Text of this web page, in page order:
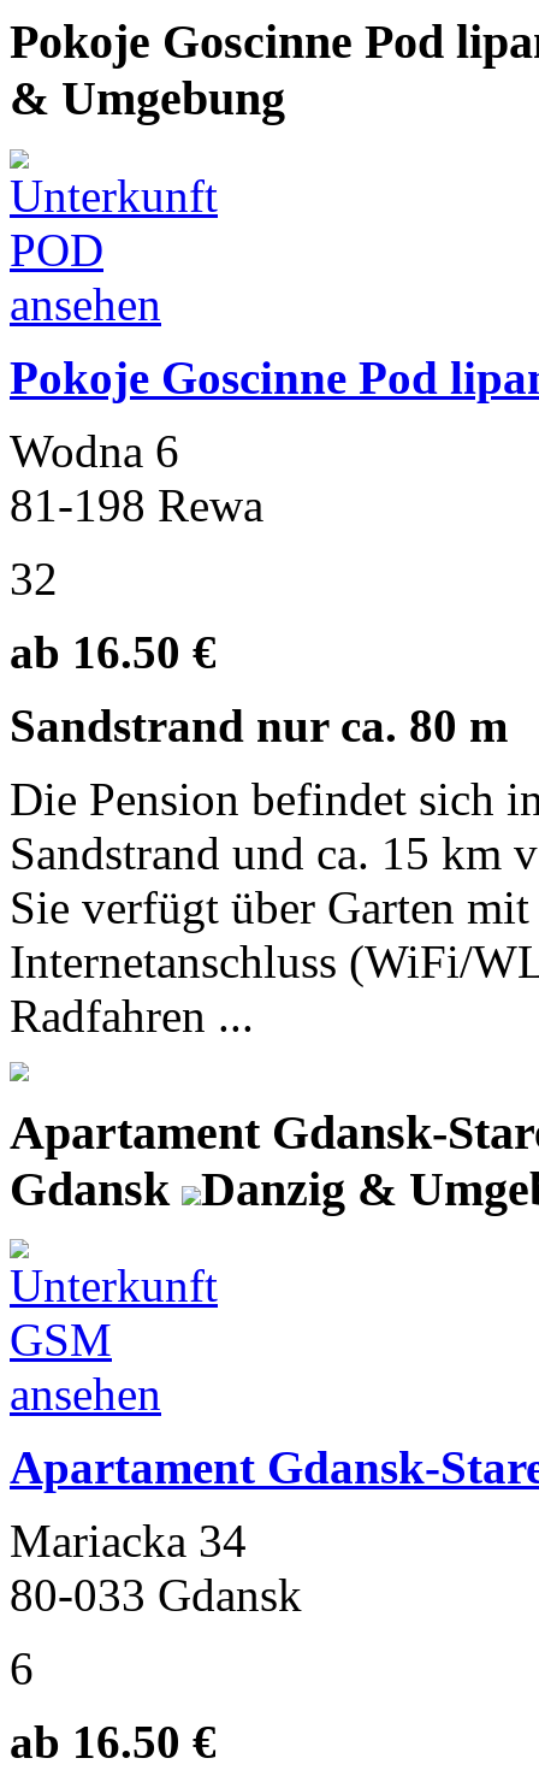
Pokoje Goscinne Pod
& Umgebung
Pokoje Goscinne Pod
Wodna 6
81-198 Rewa
32
ab 16.50 €
Sandstrand nur ca. 80 m
Die Pension befindet sich
Sandstrand und ca. 15 km
Sie verfügt über Garten
Internetanschluss (WiFi/
Radfahren ...
Apartament Gdansk-
Gdansk Danzig &
Apartament Gdansk-
Mariacka 34
80-033 Gdansk
6
ab 16.50 €